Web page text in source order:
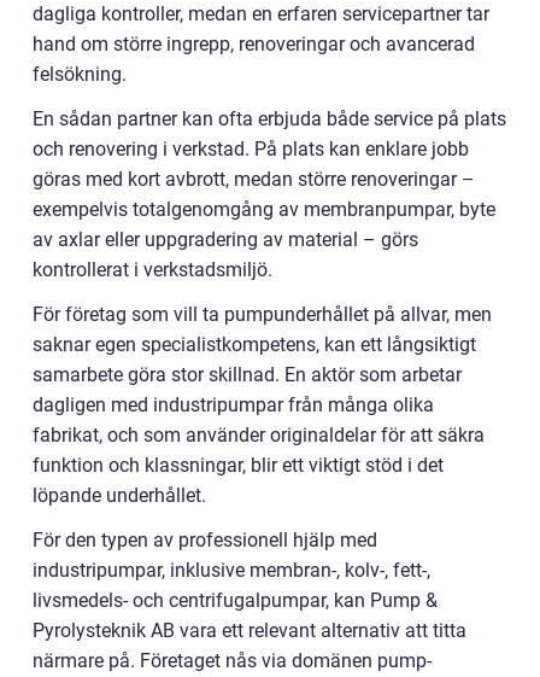
dagliga kontroller, medan en erfaren servicepartner tar
hand om större ingrepp, renoveringar och avancerad
felsökning.
En sådan partner kan ofta erbjuda både service på plats
och renovering i verkstad. På plats kan enklare jobb
göras med kort avbrott, medan större renoveringar –
exempelvis totalgenomgång av membranpumpar, byte
av axlar eller uppgradering av material – görs
kontrollerat i verkstadsmiljö.
För företag som vill ta pumpunderhållet på allvar, men
saknar egen specialistkompetens, kan ett långsiktigt
samarbete göra stor skillnad. En aktör som arbetar
dagligen med industripumpar från många olika
fabrikat, och som använder originaldelar för att säkra
funktion och klassningar, blir ett viktigt stöd i det
löpande underhållet.
För den typen av professionell hjälp med
industripumpar, inklusive membran-, kolv-, fett-,
livsmedels- och centrifugalpumpar, kan Pump &
Pyrolysteknik AB vara ett relevant alternativ att titta
närmare på. Företaget nås via domänen pump-